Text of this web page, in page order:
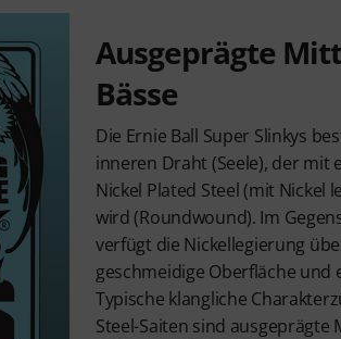
Ausgeprägte
Bässe
Die Ernie Ball Super Slinkys
inneren Draht (Seele), der mit
Nickel Plated Steel (mit Nickel
wird (Roundwound). Im
verfügt die Nickellegierung
geschmeidige Oberfläche und
Typische klangliche
Steel-Saiten sind ausgeprägte